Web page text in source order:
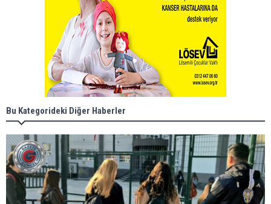
Bu Kategorideki Diğer Haberler